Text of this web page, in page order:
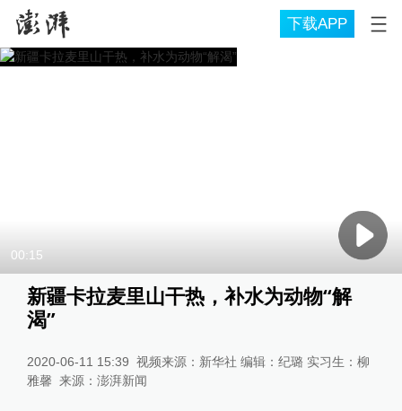
下载APP
00:15
新疆卡拉麦里山干热，补水为动物“解
渴”
2020-06-11 15:39 视频来源：新华社 编辑：纪璐 实习生：柳
雅馨 来源： 澎湃新闻